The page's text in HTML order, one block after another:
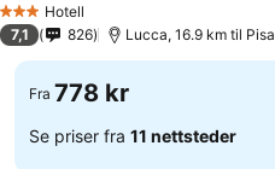
3 StjernerHotell
7,1 826 Lucca, 16.9 km til Pisa
Fra 778 kr
Se priser fra 11 nettsteder